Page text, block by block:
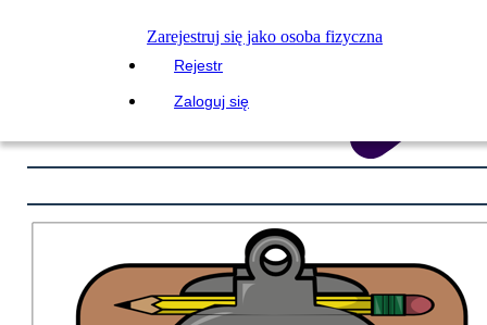
Zarejestruj się jako osoba fizyczna
Rejestr
Zaloguj się